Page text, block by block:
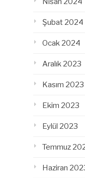
Şubat 2024
Ocak 2024
Aralık 2023
Kasım 2023
Ekim 2023
Eylül 2023
Temmuz
Haziran